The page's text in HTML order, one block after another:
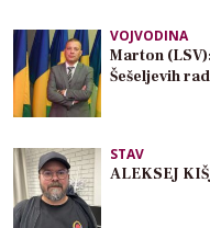
VOJVODINA
Marton
Šešeljevih
STAV
ALEKSEJ